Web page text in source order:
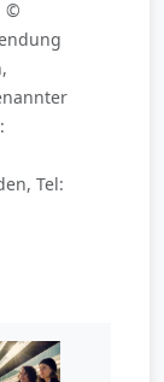
©
Tel: